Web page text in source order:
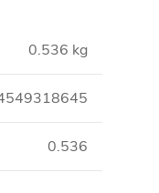
0.536 kg
0.536